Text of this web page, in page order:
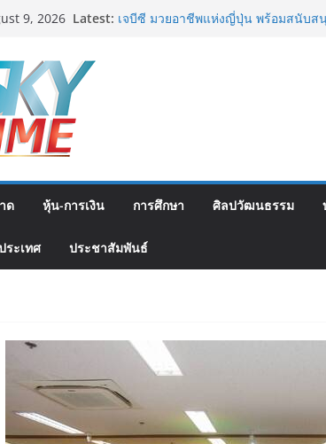
9, 2026 Latest: รฟท. เปิดเวทีรับฟังความคิดเห็นประช
รถไฟฟ้าสายสีแดงเข้ม “วงเวียนใหญ่–
ภารกิจตำรวจจราจรโครงการพระรา
ที่ 184 สำเร็จลุล่วง ณ รพ.ศิริราช
เอบอนเน่ เดอร์มาโลชั่นยูเรียเข้มข้นแก่
ด หุ้น-การเงิน การศึกษา ศิลปวัฒนธรรม
ระเทศ ประชาสัมพันธ์